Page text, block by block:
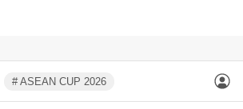
# ASEAN CUP 2026